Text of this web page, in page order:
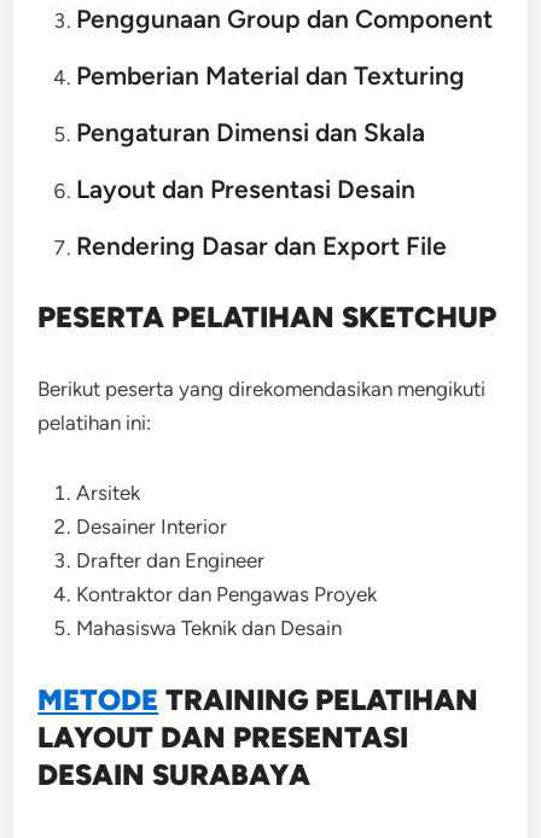
Penggunaan Group dan Component
Pemberian Material dan Texturing
Pengaturan Dimensi dan Skala
Layout dan Presentasi Desain
Rendering Dasar dan Export File
PESERTA PELATIHAN SKETCHUP
Berikut peserta yang direkomendasikan mengikuti
pelatihan ini:
Arsitek
Desainer Interior
Drafter dan Engineer
Kontraktor dan Pengawas Proyek
Mahasiswa Teknik dan Desain
METODE TRAINING PELATIHAN
LAYOUT DAN PRESENTASI
DESAIN SURABAYA